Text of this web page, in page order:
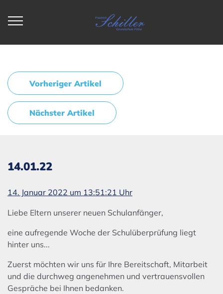
Vorheriger Artikel
Nächster Artikel
14.01.22
14. Januar 2022 um 13:51:21 Uhr
Liebe Eltern unserer neuen Schulanfänger,
eine aufregende Woche der Schulüberprüfung liegt
hinter uns...
Zuerst möchten wir uns für Ihre Bereitschaft, Mitarbeit
und die durchweg angenehmen und vertrauensvollen
Gespräche bei Ihnen bedanken.